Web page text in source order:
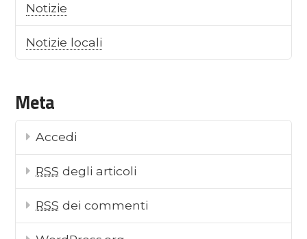
Notizie
Notizie locali
Meta
Accedi
RSS degli articoli
RSS dei commenti